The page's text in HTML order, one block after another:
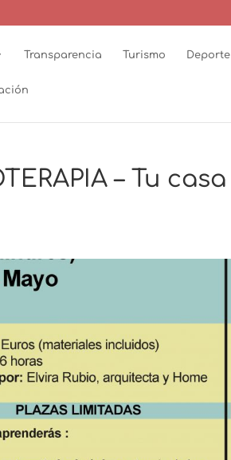
Transparencia Turismo Deporte
– Tu casa